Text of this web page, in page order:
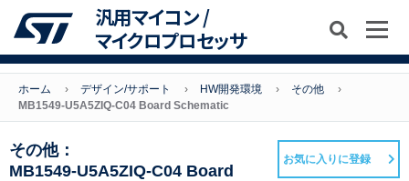
汎用マイコン /
マイクロプロセッサ
ホーム デザイン/サポート HW開発環境
その他
MB1549-U5A5ZIQ-C04 Board Schematic
その他：
MB1549-U5A5ZIQ-C04 Board
お気に入りに登録